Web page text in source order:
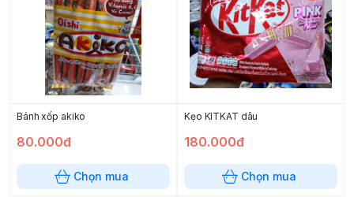
Bánh xốp akiko
80.000đ
Chọn mua
Kẹo KITKAT dâu
180.000đ
Chọn mua